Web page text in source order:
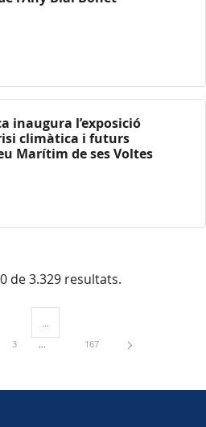
inaugura l’exposició
climàtica i futurs
Marítim de ses Voltes
de 3.329 resultats.
Pàgina
3
Pàgines intermèdies Utilitzeu TAB per
Pàgina
167